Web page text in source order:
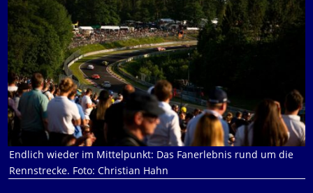
Endlich wieder im Mittelpunkt: Das Fanerlebnis rund um die
Rennstrecke. Foto: Christian Hahn